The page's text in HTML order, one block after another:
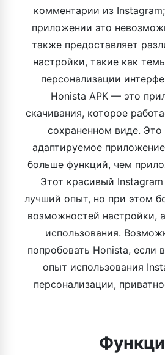
комментарии из
приложении это
также предоставляет
настройки, такие как
персонализации
Honista APK — это
скачивания, которое
сохраненном виде.
адаптируемое
больше функций, чем
Этот красивый Instagram
лучший опыт, но при этом
возможностей настройки,
использования.
попробовать Honista, если
опыт использования
персонализации,